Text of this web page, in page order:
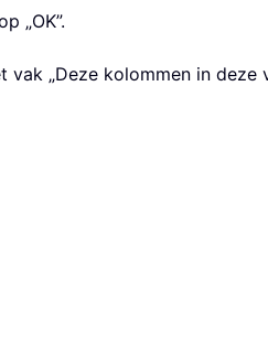
„OK”.
„Deze kolommen in deze